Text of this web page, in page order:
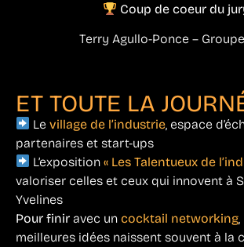
Coup de coeur du
Terry Agullo-Ponce –
ET TOUTE LA
Levillage de l’industrie , espace
partenaires et start-ups
L’exposition« Les Talentueux de
valoriser celles et ceux qui innovent à
Yvelines
Pour finir avec un cocktail networking
meilleures idées naissent souvent à la